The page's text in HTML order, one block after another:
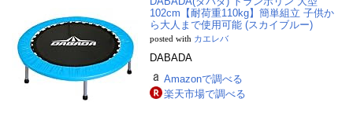
102cm【耐荷重110kg】簡単組立 子供か
ら大人まで使用可能 (スカイブルー)
posted with カエレバ
DABADA
Amazonで調べる
楽天市場で調べる